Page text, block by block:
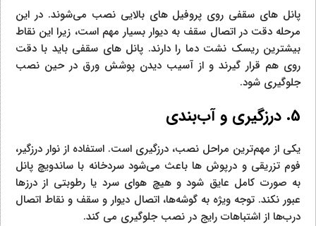
پانل‌ های سقفی روی پروفیل‌ های بالایی نصب می‌شوند. در این
مرحله دقت در اتصال سقف به دیوار بسیار مهم است، زیرا این نقاط
بیشترین ریسک نشت دما را دارند. پانل‌ های سقفی باید با دقت
روی هم قرار گیرند و از آسیب دیدن پوشش ورق در حین نصب
جلوگیری شود.
5. درزگیری و آب‌بندی
یکی از مهم‌ترین مراحل نصب، درزگیری است. استفاده از نوار درزگیر،
فوم تزریقی و درپوش‌ ها باعث می‌شود سردخانه با ساندویچ پانل
به‌ صورت کامل عایق شود و هیچ هوای سرد یا رطوبتی از درزها
عبور نکند. توجه ویژه به گوشه‌ها، اتصال دیوار و سقف و نقاط اتصال
درب‌ها از اشتباهات رایج در نصب جلوگیری می‌ کند.